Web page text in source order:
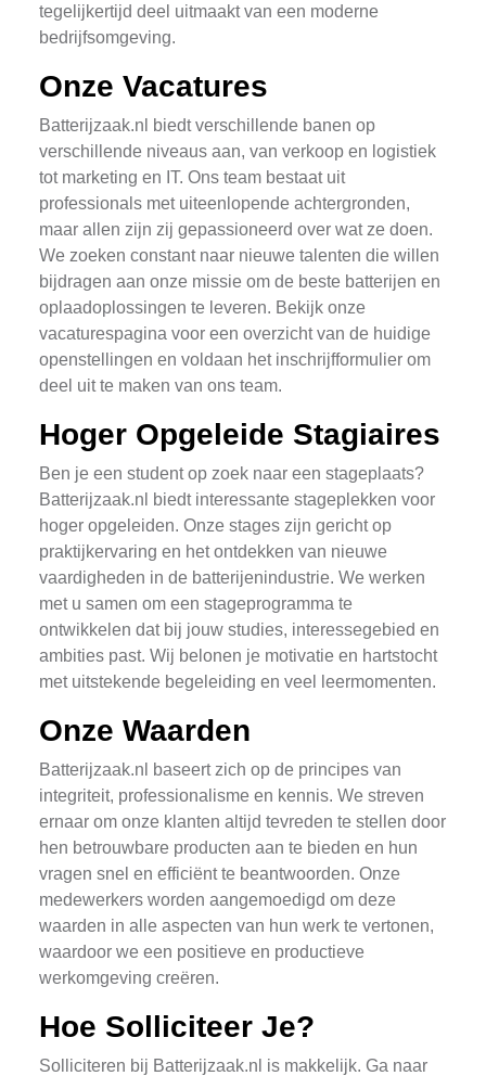
tegelijkertijd deel uitmaakt van een moderne
bedrijfsomgeving.
Onze Vacatures
Batterijzaak.nl biedt verschillende banen op
verschillende niveaus aan, van verkoop en logistiek
tot marketing en IT. Ons team bestaat uit
professionals met uiteenlopende achtergronden,
maar allen zijn zij gepassioneerd over wat ze doen.
We zoeken constant naar nieuwe talenten die willen
bijdragen aan onze missie om de beste batterijen en
oplaadoplossingen te leveren. Bekijk onze
vacaturespagina voor een overzicht van de huidige
openstellingen en voldaan het inschrijfformulier om
deel uit te maken van ons team.
Hoger Opgeleide Stagiaires
Ben je een student op zoek naar een stageplaats?
Batterijzaak.nl biedt interessante stageplekken voor
hoger opgeleiden. Onze stages zijn gericht op
praktijkervaring en het ontdekken van nieuwe
vaardigheden in de batterijenindustrie. We werken
met u samen om een stageprogramma te
ontwikkelen dat bij jouw studies, interessegebied en
ambities past. Wij belonen je motivatie en hartstocht
met uitstekende begeleiding en veel leermomenten.
Onze Waarden
Batterijzaak.nl baseert zich op de principes van
integriteit, professionalisme en kennis. We streven
ernaar om onze klanten altijd tevreden te stellen door
hen betrouwbare producten aan te bieden en hun
vragen snel en efficiënt te beantwoorden. Onze
medewerkers worden aangemoedigd om deze
waarden in alle aspecten van hun werk te vertonen,
waardoor we een positieve en productieve
werkomgeving creëren.
Hoe Solliciteer Je?
Solliciteren bij Batterijzaak.nl is makkelijk. Ga naar